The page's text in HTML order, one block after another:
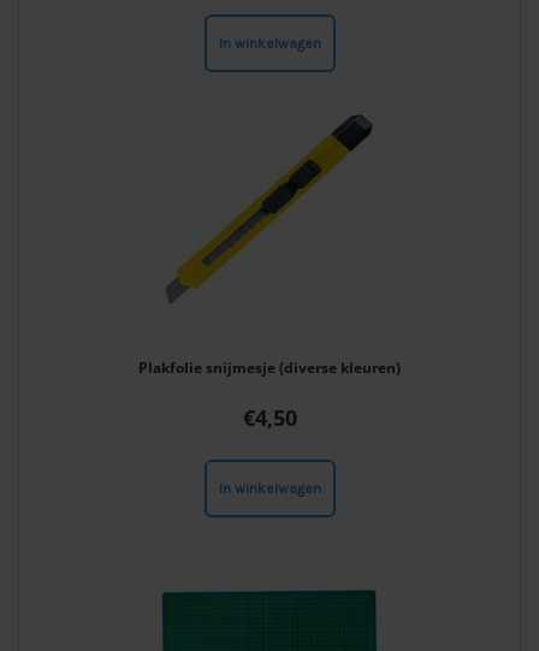
In winkelwagen
Plakfolie snijmesje (diverse kleuren)
€4,50
In winkelwagen